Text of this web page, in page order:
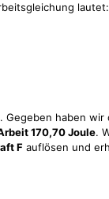
lautet:
. Gegeben haben wir
170,70 Joule.
F auflösen und